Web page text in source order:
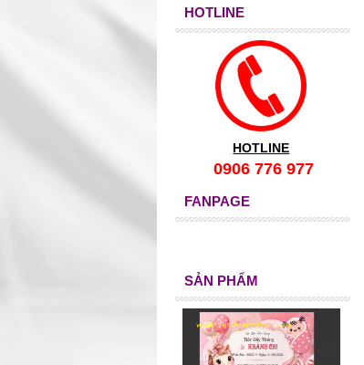
HOTLINE
HOTLINE
0906 776 977
FANPAGE
SẢN PHẨM